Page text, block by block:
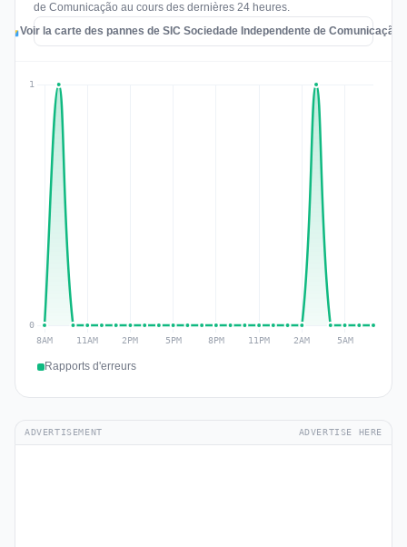
de Comunicação au cours des dernières 24 heures.
Voir la carte des pannes de SIC Sociedade Independente de Comunicação
Rapports d'erreurs
ADVERTISEMENT ADVERTISE HERE